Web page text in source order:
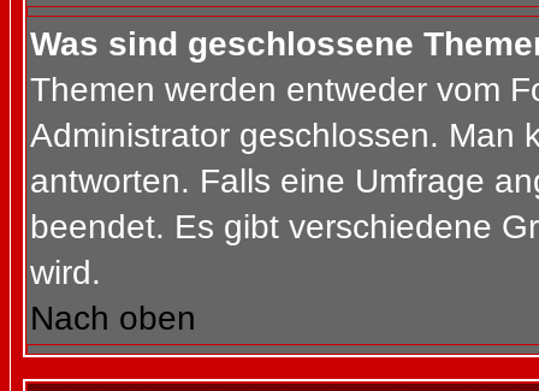
Was sind geschlossene
Themen werden entweder vom
Administrator geschlossen. Man
antworten. Falls eine Umfrage
beendet. Es gibt verschiedene
wird.
Nach oben